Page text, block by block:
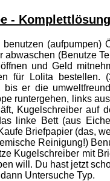
- Komplettlösung
(Benutze
und Geld
für Lolita
er die
runtergehen, links
Kugelschreiber auf
linke Bett (aus
Briefpapier (das,
Reinigung!)
Kugelschreiber mit
will. Du hast jetzt
Untersuche Typ.